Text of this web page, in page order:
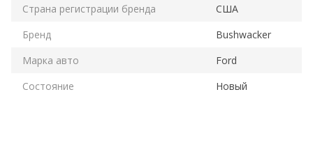
Страна регистрации бренда
США
Бренд
Bushwacker
Марка авто
Ford
Состояние
Новый